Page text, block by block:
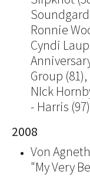
Ronnie
Cyndi
Group
NIck
- Harris (97)
2008
Von
"My Very